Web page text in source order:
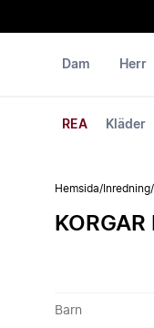
Dam
REA Kläder
Herr
Hemsida/ Inredning/
KORGAR
Barn